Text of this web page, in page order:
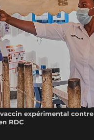
expérimental contre
RDC